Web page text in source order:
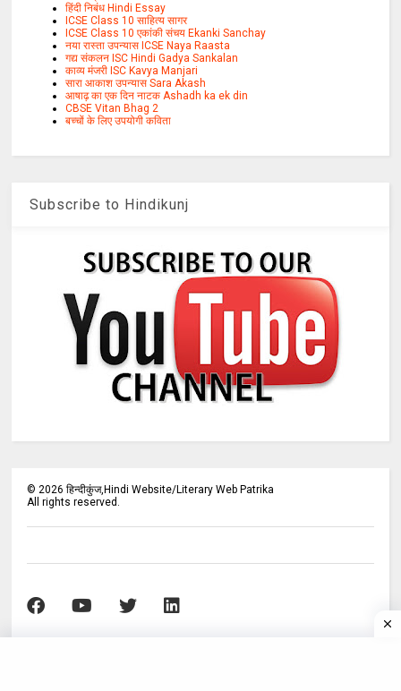
हिंदी निबंध Hindi Essay
ICSE Class 10 साहित्य सागर
ICSE Class 10 एकांकी संचय Ekanki Sanchay
नया रास्ता उपन्यास ICSE Naya Raasta
गद्य संकलन ISC Hindi Gadya Sankalan
काव्य मंजरी ISC Kavya Manjari
सारा आकाश उपन्यास Sara Akash
आषाढ़ का एक दिन नाटक Ashadh ka ek din
CBSE Vitan Bhag 2
बच्चों के लिए उपयोगी कविता
Subscribe to Hindikunj
©2026 हिन्दीकुंज,Hindi Website/Literary Web Patrika
All rights reserved.